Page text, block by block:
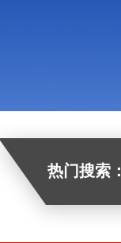
热门搜索：